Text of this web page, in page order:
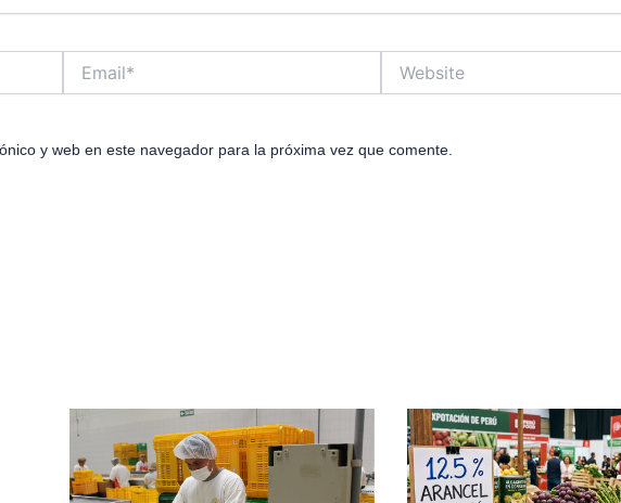
y web en este navegador para la próxima vez que comente.
PagePage Page